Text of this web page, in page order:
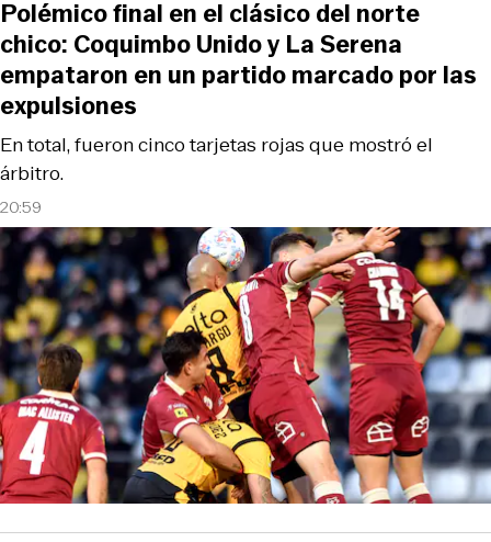
20:59
En total, fueron cinco tarjetas rojas que mostró el
árbitro.
Polémico final en el clásico del norte
chico: Coquimbo Unido y La Serena
empataron en un partido marcado por las
expulsiones